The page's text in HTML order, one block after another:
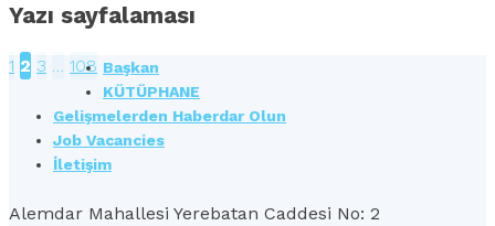
Yazı sayfalaması
1 2 3 … 108 Başkan
KÜTÜPHANE
Gelişmelerden Haberdar Olun
Job Vacancies
İletişim
Alemdar Mahallesi Yerebatan Caddesi No: 2